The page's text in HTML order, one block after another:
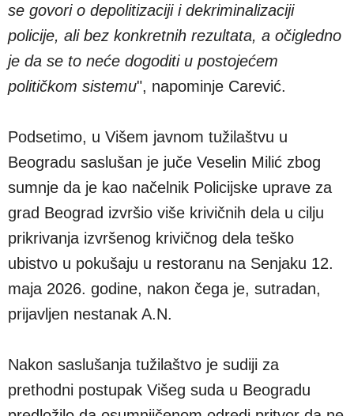
se govori o depolitizaciji i dekriminalizaciji
policije, ali bez konkretnih rezultata, a očigledno
je da se to neće dogoditi u postojećem
političkom sistemu", napominje Carević.
Podsetimo, u Višem javnom tužilaštvu u
Beogradu saslušan je juče Veselin Milić zbog
sumnje da je kao načelnik Policijske uprave za
grad Beograd izvršio više krivičnih dela u cilju
prikrivanja izvršenog krivičnog dela teško
ubistvo u pokušaju u restoranu na Senjaku 12.
maja 2026. godine, nakon čega je, sutradan,
prijavljen nestanak A.N.
Nakon saslušanja tužilaštvo je sudiji za
prethodni postupak Višeg suda u Beogradu